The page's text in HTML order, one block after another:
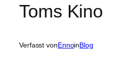
Toms Kino
Verfasst vonEnnoinBlog